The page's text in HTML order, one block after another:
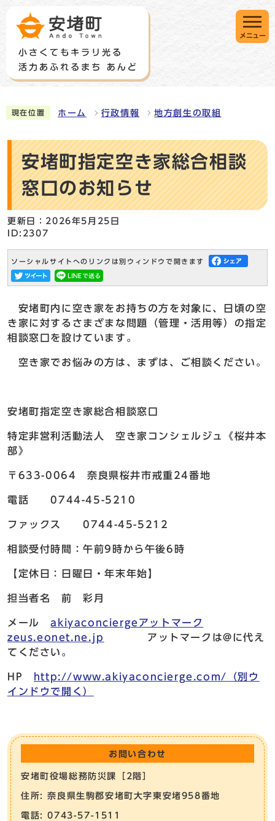
メニュー
現在位置 ホーム 行政情報 地方創生の取組
安堵町指定空き家総合相談
窓口のお知らせ
更新日：2026年5月25日
ID:2307
ソーシャルサイトへのリンクは別ウィンドウで開きます
安堵町内に空き家をお持ちの方を対象に、日頃の空
き家に対するさまざまな問題（管理・活用等）の指定
相談窓口を設けています。
空き家でお悩みの方は、まずは、ご相談ください。
安堵町指定空き家総合相談窓口
特定非営利活動法人 空き家コンシェルジュ《桜井本
部》
〒633-0064 奈良県桜井市戒重24番地
電話 0744-45-5210
ファックス 0744-45-5212
相談受付時間：午前9時から午後6時
【定休日：日曜日・年末年始】
担当者名 前 彩月
メールakiyaconciergeアットマーク
zeus.eonet.ne.jp
アットマークは@に代え
てください。
HP http://www.akiyaconcierge.com/
（別ウ
インドウで開く）
お問い合わせ
安堵町役場総務防災課［2階］
住所: 奈良県生駒郡安堵町大字東安堵958番地
電話: 0743-57-1511